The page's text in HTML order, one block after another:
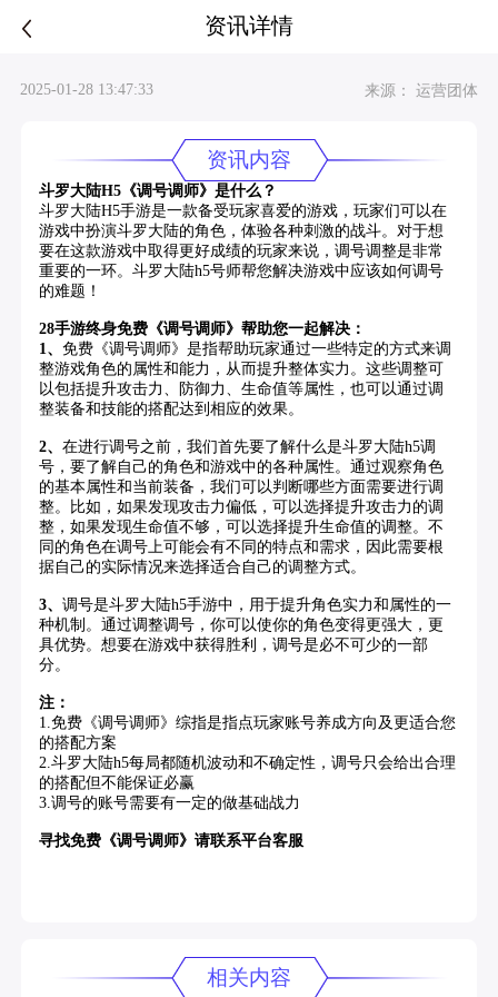
资讯详情
2025-01-28 13:47:33 来源： 运营团体
资讯内容
斗罗大陆H5《调号调师》是什么？
斗罗大陆H5手游是一款备受玩家喜爱的游戏，玩家们可以在
游戏中扮演斗罗大陆的角色，体验各种刺激的战斗。对于想
要在这款游戏中取得更好成绩的玩家来说，调号调整是非常
重要的一环。斗罗大陆h5号师帮您解决游戏中应该如何调号
的难题！
28手游终身免费《调号调师》帮助您一起解决：
1、免费《调号调师》是指帮助玩家通过一些特定的方式来调
整游戏角色的属性和能力，从而提升整体实力。这些调整可
以包括提升攻击力、防御力、生命值等属性，也可以通过调
整装备和技能的搭配达到相应的效果。
2、在进行调号之前，我们首先要了解什么是斗罗大陆h5调
号，要了解自己的角色和游戏中的各种属性。通过观察角色
的基本属性和当前装备，我们可以判断哪些方面需要进行调
整。比如，如果发现攻击力偏低，可以选择提升攻击力的调
整，如果发现生命值不够，可以选择提升生命值的调整。不
同的角色在调号上可能会有不同的特点和需求，因此需要根
据自己的实际情况来选择适合自己的调整方式。
3、调号是斗罗大陆h5手游中，用于提升角色实力和属性的一
种机制。通过调整调号，你可以使你的角色变得更强大，更
具优势。想要在游戏中获得胜利，调号是必不可少的一部
分。
注：
1.免费《调号调师》综指是指点玩家账号养成方向及更适合您
的搭配方案
2.斗罗大陆h5每局都随机波动和不确定性，调号只会给出合理
的搭配但不能保证必赢
3.调号的账号需要有一定的做基础战力
寻找免费《调号调师》请联系平台客服
相关内容